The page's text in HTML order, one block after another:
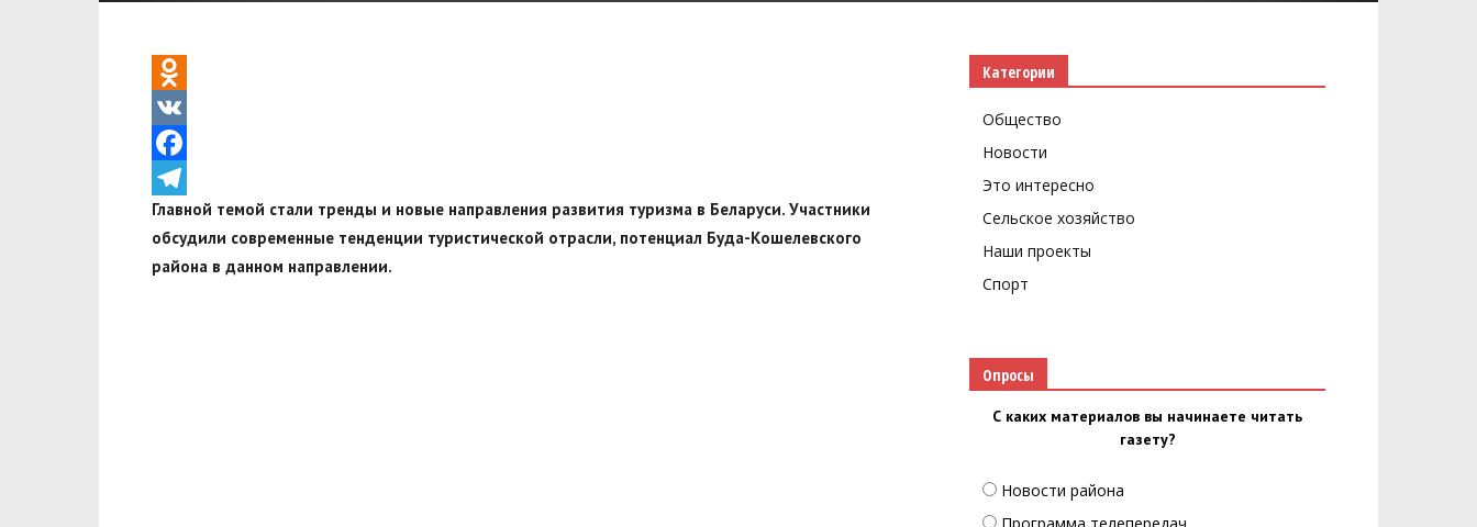
Кошелево
Odnoklassniki
VK
Facebook
Telegram
Главной темой стали тренды и новые направления развития туризма в Беларуси. Участники
обсудили современные тенденции туристической отрасли, потенциал Буда-Кошелевского
района в данном направлении.
Категории
Общество
Новости
Это интересно
Сельское хозяйство
Наши проекты
Спорт
Опросы
С каких материалов вы начинаете читать
газету?
Новости района